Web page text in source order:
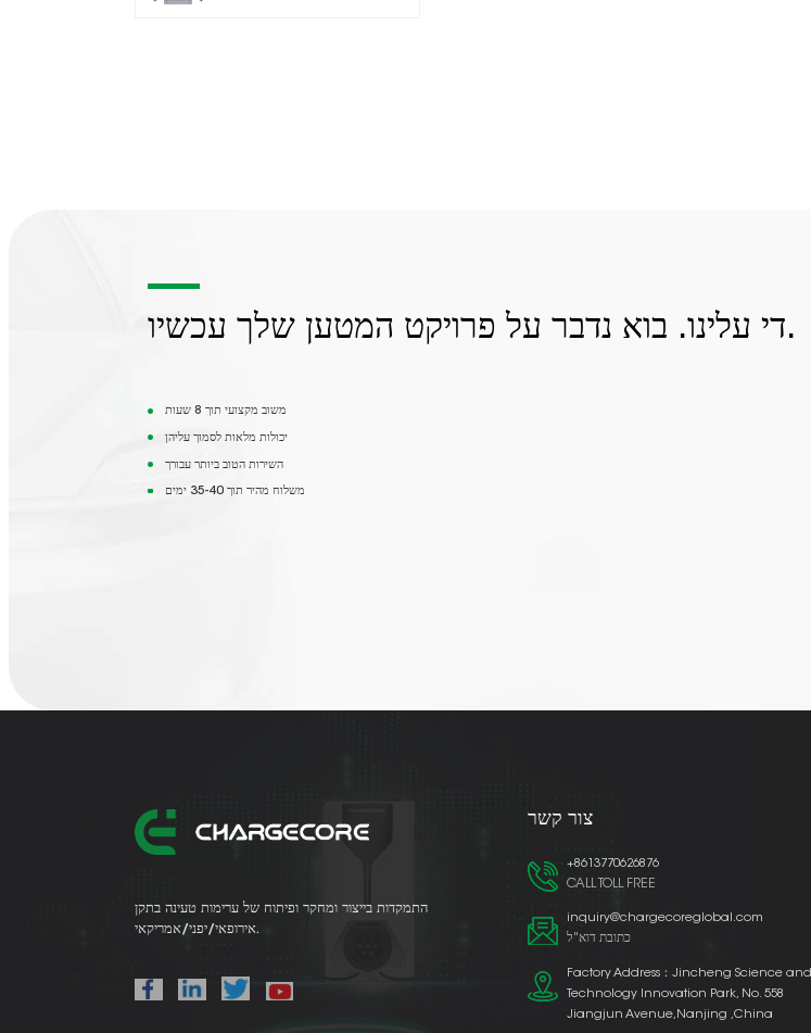
די עלינו. בוא נדבר על פרויקט המטען שלך עכשיו.
משוב מקצועי תוך 8 שעות
יכולות מלאות לסמוך עליהן
השירות הטוב ביותר עבורך
משלוח מהיר תוך 35-40 ימים
התמקדות בייצור ומחקר ופיתוח של ערימות טעינה בתקן
אירופאי/יפני/אמריקאי.
צור קשר
+8613770626876
CALL TOLL FREE
inquiry@chargecoreglobal.com
כתובת דוא"ל
Factory Address：Jincheng Science and
Technology Innovation Park, No. 558
Jiangjun Avenue,Nanjing ,China